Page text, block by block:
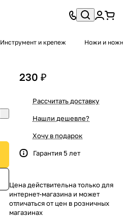
Инструмент и крепеж Ножи и
230 ₽
Рассчитать доставку
Нашли дешевле?
Хочу в подарок
Гарантия 5 лет
Цена действительна только для
интернет-магазина и может
отличаться от цен в розничных
магазинах